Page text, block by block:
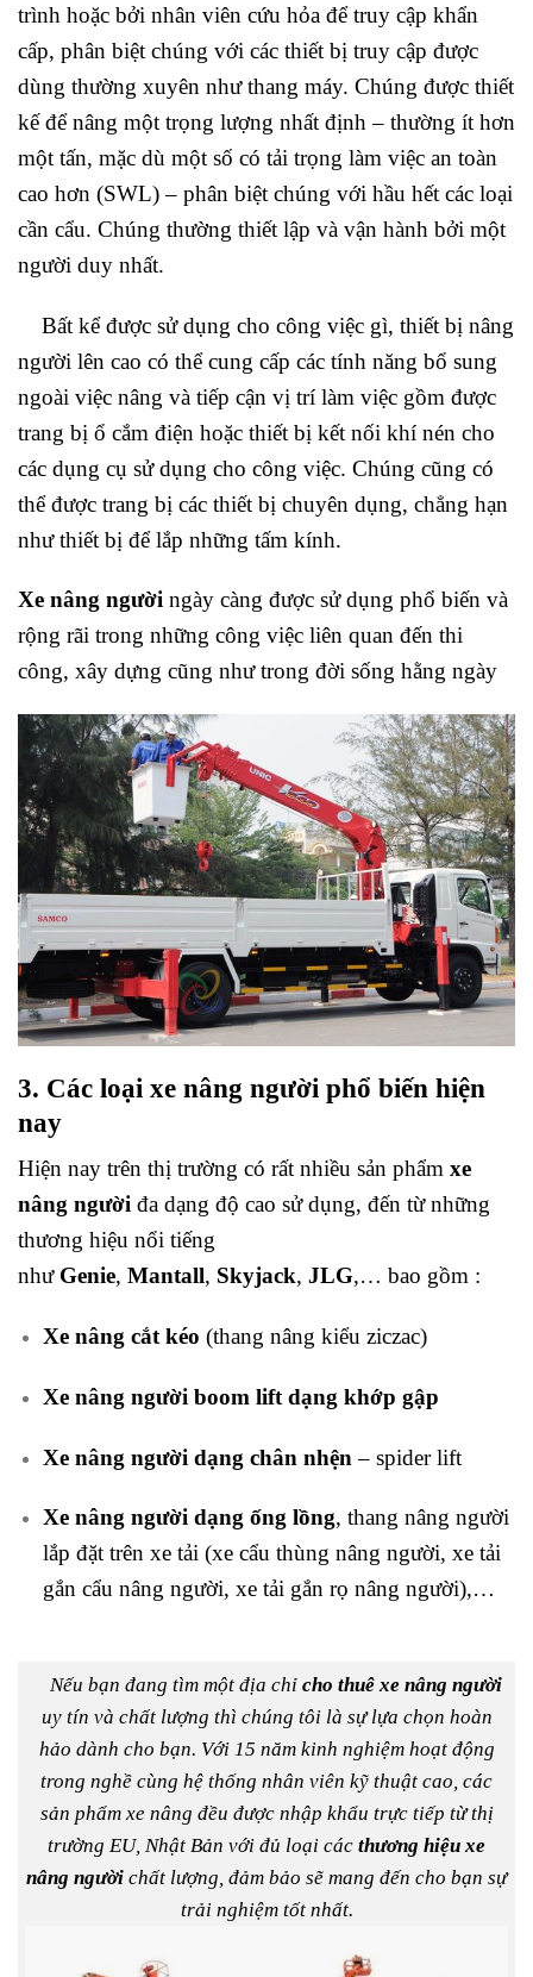
trình hoặc bởi nhân viên cứu hỏa để truy cập khẩn
cấp, phân biệt chúng với các thiết bị truy cập được
dùng thường xuyên như thang máy. Chúng được thiết
kế để nâng một trọng lượng nhất định – thường ít hơn
một tấn, mặc dù một số có tải trọng làm việc an toàn
cao hơn (SWL) – phân biệt chúng với hầu hết các loại
cần cẩu. Chúng thường thiết lập và vận hành bởi một
người duy nhất.
Bất kể được sử dụng cho công việc gì, thiết bị nâng
người lên cao có thể cung cấp các tính năng bổ sung
ngoài việc nâng và tiếp cận vị trí làm việc gồm được
trang bị ổ cắm điện hoặc thiết bị kết nối khí nén cho
các dụng cụ sử dụng cho công việc. Chúng cũng có
thể được trang bị các thiết bị chuyên dụng, chẳng hạn
như thiết bị để lắp những tấm kính.
Xe nâng người ngày càng được sử dụng phổ biến và
rộng rãi trong những công việc liên quan đến thi
công, xây dựng cũng như trong đời sống hằng ngày
3. Các loại xe nâng người phổ biến hiện
nay
Hiện nay trên thị trường có rất nhiều sản phẩm xe
nâng người đa dạng độ cao sử dụng, đến từ những
thương hiệu nổi tiếng
như Genie, Mantall, Skyjack, JLG,… bao gồm :
Xe nâng cắt kéo (thang nâng kiểu ziczac)
Xe nâng người boom lift dạng khớp gập
Xe nâng người dạng chân nhện – spider lift
Xe nâng người dạng ống lồng, thang nâng người
lắp đặt trên xe tải (xe cẩu thùng nâng người, xe tải
gắn cẩu nâng người, xe tải gắn rọ nâng người),…
Nếu bạn đang tìm một địa chỉ cho thuê xe nâng người
uy tín và chất lượng thì chúng tôi là sự lựa chọn hoàn
hảo dành cho bạn. Với 15 năm kinh nghiệm hoạt động
trong nghề cùng hệ thống nhân viên kỹ thuật cao, các
sản phẩm xe nâng đều được nhập khẩu trực tiếp từ thị
trường EU, Nhật Bản với đủ loại các thương hiệu xe
nâng người chất lượng, đảm bảo sẽ mang đến cho bạn sự
trải nghiệm tốt nhất.